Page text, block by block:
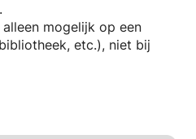
van mijn les:
me een bericht!
mogelijk op een
etc.), niet bij